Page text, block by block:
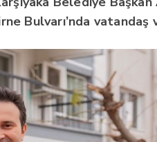
Bulvarı’nda